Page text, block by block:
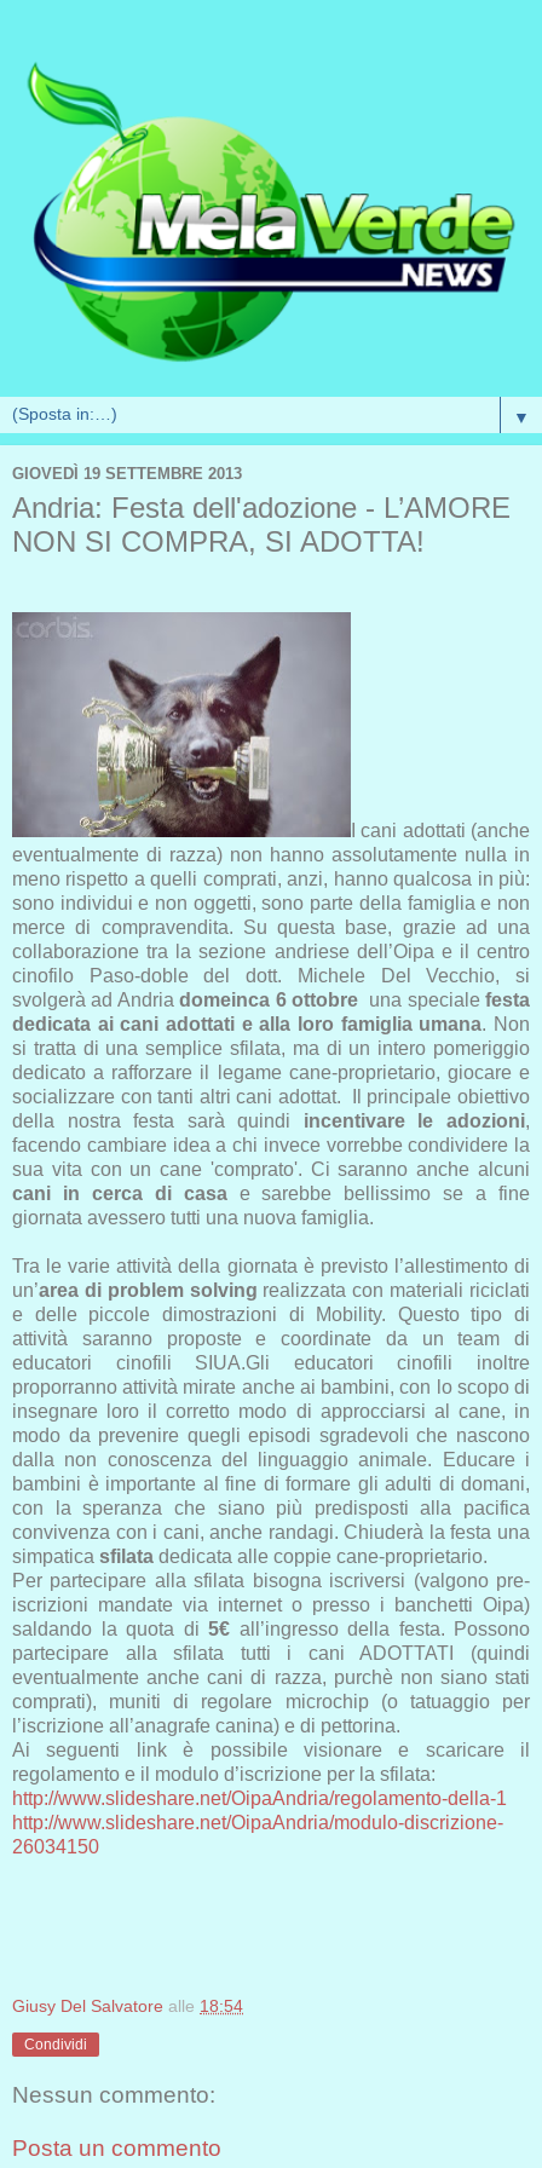
▼
GIOVEDÌ 19 SETTEMBRE 2013
Andria: Festa dell'adozione - L’AMORE
NON SI COMPRA, SI ADOTTA!
I cani adottati (anche
eventualmente di razza) non hanno assolutamente nulla in
meno rispetto a quelli comprati, anzi, hanno qualcosa in più:
sono individui e non oggetti, sono parte della famiglia e non
merce di compravendita. Su questa base, grazie ad una
collaborazione tra la sezione andriese dell’Oipa e il centro
cinofilo Paso-doble del dott. Michele Del Vecchio, si
svolgerà ad Andriadomeinca 6 ottobre una specialefesta
dedicata ai cani adottati e alla loro famiglia umana. Non
si tratta di una semplice sfilata, ma di un intero pomeriggio
dedicato a rafforzare il legame cane-proprietario, giocare e
socializzare con tanti altri cani adottat.
Il principale obiettivo
della nostra festa sarà quindi incentivare le adozioni,
facendo cambiare idea a chi invece vorrebbe condividere la
sua vita con un cane 'comprato'. Ci saranno anche alcuni
cani in cerca di casae sarebbe bellissimo se a fine
giornata avessero tutti una nuova famiglia.
Tra le varie attività della giornata è previsto l’allestimento di
un’area di problem solving realizzata con materiali riciclati
e delle piccole dimostrazioni di Mobility. Questo tipo di
attività saranno proposte e coordinate da un team di
educatori cinofili SIUA.Gli educatori cinofili inoltre
proporranno attività mirate anche ai bambini, con lo scopo di
insegnare loro il corretto modo di approcciarsi al cane, in
modo da prevenire quegli episodi sgradevoli che nascono
dalla non conoscenza del linguaggio animale. Educare i
bambini è importante al fine di formare gli adulti di domani,
con la speranza che siano più predisposti alla pacifica
convivenza con i cani, anche randagi. Chiuderà la festa una
simpatica sfilata dedicata alle coppie cane-proprietario.
Per partecipare alla sfilata bisogna iscriversi (valgono pre-
iscrizioni mandate via internet o presso i banchetti Oipa)
saldando la quota di 5€ all’ingresso della festa. Possono
partecipare alla sfilata tutti i cani ADOTTATI (quindi
eventualmente anche cani di razza, purchè non siano stati
comprati), muniti di regolare microchip (o tatuaggio per
l’iscrizione all’anagrafe canina) e di pettorina.
Ai seguenti link è possibile visionare e scaricare il
regolamento e il modulo d’iscrizione per la sfilata:
http://www.slideshare.net/OipaAndria/regolamento-della-1
http://www.slideshare.net/OipaAndria/modulo-discrizione-
26034150
Giusy Del Salvatore alle 18:54
Condividi
Nessun commento:
Posta un commento